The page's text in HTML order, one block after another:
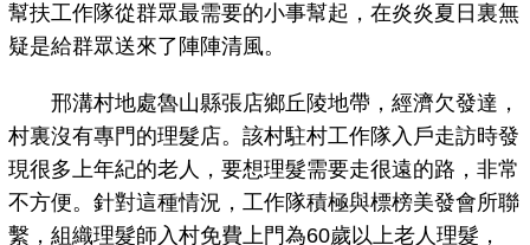
幫扶工作隊從群眾最需要的小事幫起，在炎炎夏日裏無
疑是給群眾送來了陣陣清風。
邢溝村地處魯山縣張店鄉丘陵地帶，經濟欠發達，
村裏沒有專門的理髮店。該村駐村工作隊入戶走訪時發
現很多上年紀的老人，要想理髮需要走很遠的路，非常
不方便。針對這種情況，工作隊積極與標榜美發會所聯
繫，組織理髮師入村免費上門為60歲以上老人理髮，